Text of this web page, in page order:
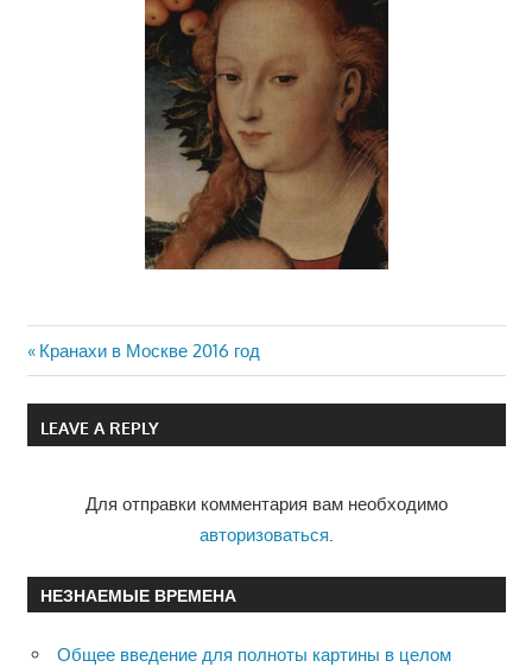
Навигация
по
Previous
Post:
Кранахи в Москве 2016 год
LEAVE A REPLY
Для отправки комментария вам необходимо
авторизоваться
НЕЗНАЕМЫЕ ВРЕМЕНА
Общее введение для полноты картины в целом